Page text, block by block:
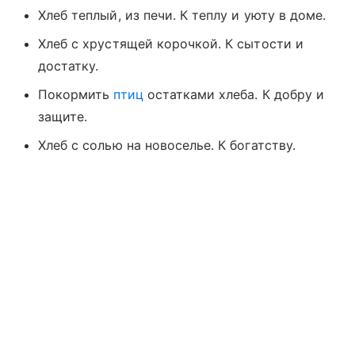
Хлеб теплый, из печи. К теплу и уюту в доме.
Хлеб с хрустящей корочкой. К сытости и
достатку.
Покормить птицостатками хлеба. К добру и
защите.
Хлеб с солью на новоселье. К богатству.